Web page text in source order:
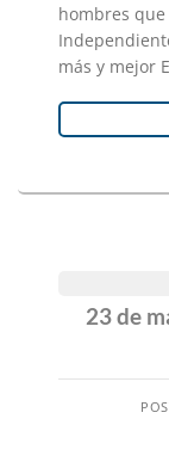
hombres
más y mejor
23 de